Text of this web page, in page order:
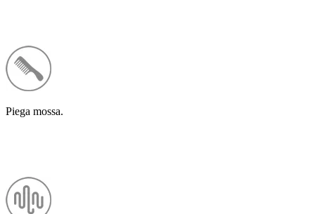
Piega mossa.